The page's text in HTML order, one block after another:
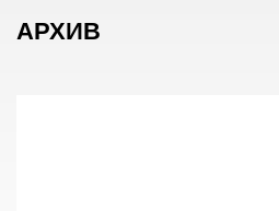
АРХИВ